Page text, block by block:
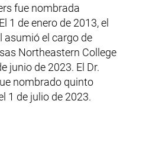
fue nombrada
1 de enero de 2013, el
asumió el cargo de
Northeastern College
junio de 2023. El Dr.
nombrado quinto
1 de julio de 2023.